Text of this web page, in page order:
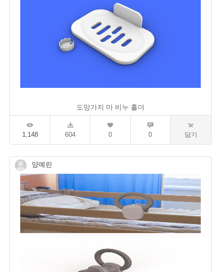
도망가지 마 비누 홀더
1,148 604 0 0 담기
양예린